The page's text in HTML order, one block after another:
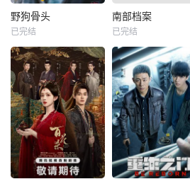
野狗骨头
已完结
南部档案
已完结